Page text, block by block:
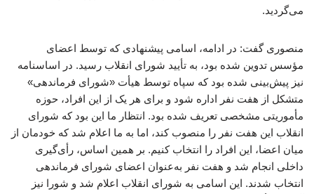
می‌گردید.
منصوری گفت: در ادامه، اسامی پیشنهادی که توسط اعضای
مؤسس تدوین شده بود، به تأیید شورای انقلاب رسید. در اساسنامه
نیز پیش‌بینی شده بود که سپاه توسط هیأت «شورای فرماندهی»
متشکل از هفت نفر اداره شود و برای هر یک از این افراد، حوزه
مأموریتی مشخصی تعریف شده بود. انتظار ما این بود که شورای
انقلاب این هفت نفر را منصوب کند، اما به ما اعلام شد که خودمان از
میان اعضا، این افراد را انتخاب کنیم. بر همین اساس، رأی‌گیری
داخلی انجام شد و هفت نفر به‌عنوان اعضای شورای فرماندهی
انتخاب شدند. این اسامی به شورای انقلاب اعلام شد و شورا نیز